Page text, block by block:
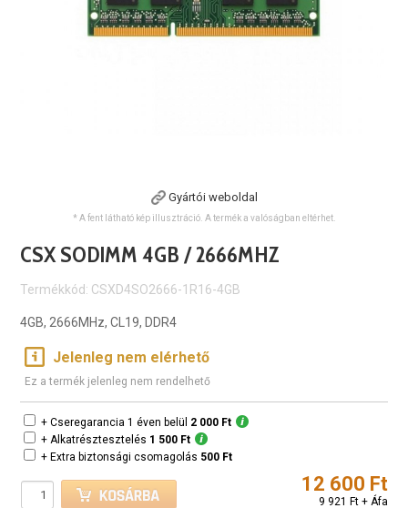
Gyártói weboldal
* A fent látható kép illusztráció. A termék a valóságban eltérhet.
CSX SODIMM 4GB / 2666MHZ
Termékkód: CSXD4SO2666-1R16-4GB
4GB, 2666MHz, CL19, DDR4
Jelenleg nem elérhető
Ez a termék jelenleg nem rendelhető
+ Cseregarancia 1 éven belül 2 000 Ft
+ Alkatrésztesztelés 1 500 Ft
+ Extra biztonsági csomagolás 500 Ft
12 600 Ft
9 921 Ft + Áfa